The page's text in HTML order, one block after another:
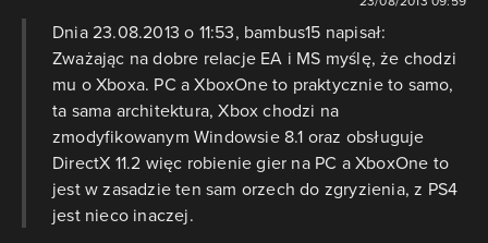
Dnia 23.08.2013 o 11:53, bambus15 napisał:
Zważając na dobre relacje EA i MS myślę, że chodzi
mu o Xboxa. PC a XboxOne to praktycznie to samo,
ta sama architektura, Xbox chodzi na
zmodyfikowanym Windowsie 8.1 oraz obsługuje
DirectX 11.2 więc robienie gier na PC a XboxOne to
jest w zasadzie ten sam orzech do zgryzienia, z PS4
jest nieco inaczej.